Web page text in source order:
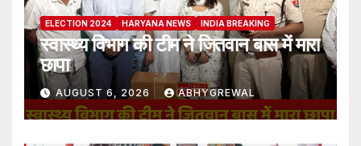
ELECTION 2024 HARYANA NEWS INDIA BREAKING
स्वास्थ्य विभाग की टीम ने जितवान बास में मारा
छापा
AUGUST 6, 2026 ABHYGREWAL